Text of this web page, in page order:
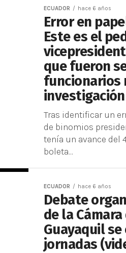
ECUADOR hace 6 años
Error en
Este es el
que fueron
funcionarios
investigación
Tras identificar un
de binomios
tenía un avance del
boleta...
ECUADOR hace 6 años
Debate
de la
Guayaquil
jornadas